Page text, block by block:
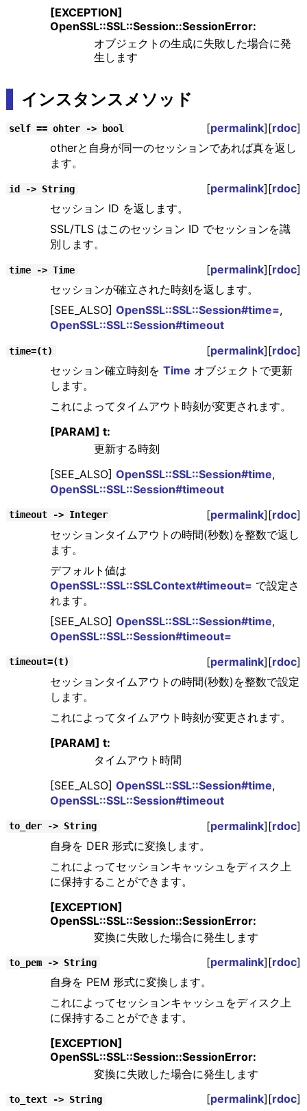
[EXCEPTION]
OpenSSL::SSL::Session::SessionError:
オブジェクトの生成に失敗した場合に発
生します
インスタンスメソッド
self == ohter -> bool [permalink][rdoc]
otherと自身が同一のセッションであれば真を返し
ます。
id -> String [permalink][rdoc]
セッション ID を返します。
SSL/TLS はこのセッション ID でセッションを識
別します。
time -> Time [permalink][rdoc]
セッションが確立された時刻を返します。
[SEE_ALSO] OpenSSL::SSL::Session#time=,
OpenSSL::SSL::Session#timeout
time=(t) [permalink][rdoc]
セッション確立時刻を Time オブジェクトで更新
します。
これによってタイムアウト時刻が変更されます。
[PARAM] t:
更新する時刻
[SEE_ALSO] OpenSSL::SSL::Session#time,
OpenSSL::SSL::Session#timeout
timeout -> Integer [permalink][rdoc]
セッションタイムアウトの時間(秒数)を整数で返し
ます。
デフォルト値は
OpenSSL::SSL::SSLContext#timeout= で設定さ
れます。
[SEE_ALSO] OpenSSL::SSL::Session#time,
OpenSSL::SSL::Session#timeout=
timeout=(t) [permalink][rdoc]
セッションタイムアウトの時間(秒数)を整数で設定
します。
これによってタイムアウト時刻が変更されます。
[PARAM] t:
タイムアウト時間
[SEE_ALSO] OpenSSL::SSL::Session#time,
OpenSSL::SSL::Session#timeout
to_der -> String [permalink][rdoc]
自身を DER 形式に変換します。
これによってセッションキャッシュをディスク上
に保持することができます。
[EXCEPTION]
OpenSSL::SSL::Session::SessionError:
変換に失敗した場合に発生します
to_pem -> String [permalink][rdoc]
自身を PEM 形式に変換します。
これによってセッションキャッシュをディスク上
に保持することができます。
[EXCEPTION]
OpenSSL::SSL::Session::SessionError:
変換に失敗した場合に発生します
to_text -> String [permalink][rdoc]